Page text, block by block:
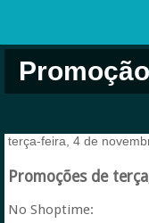
terça-feira, 4 de
Promoções de
No Shoptime: